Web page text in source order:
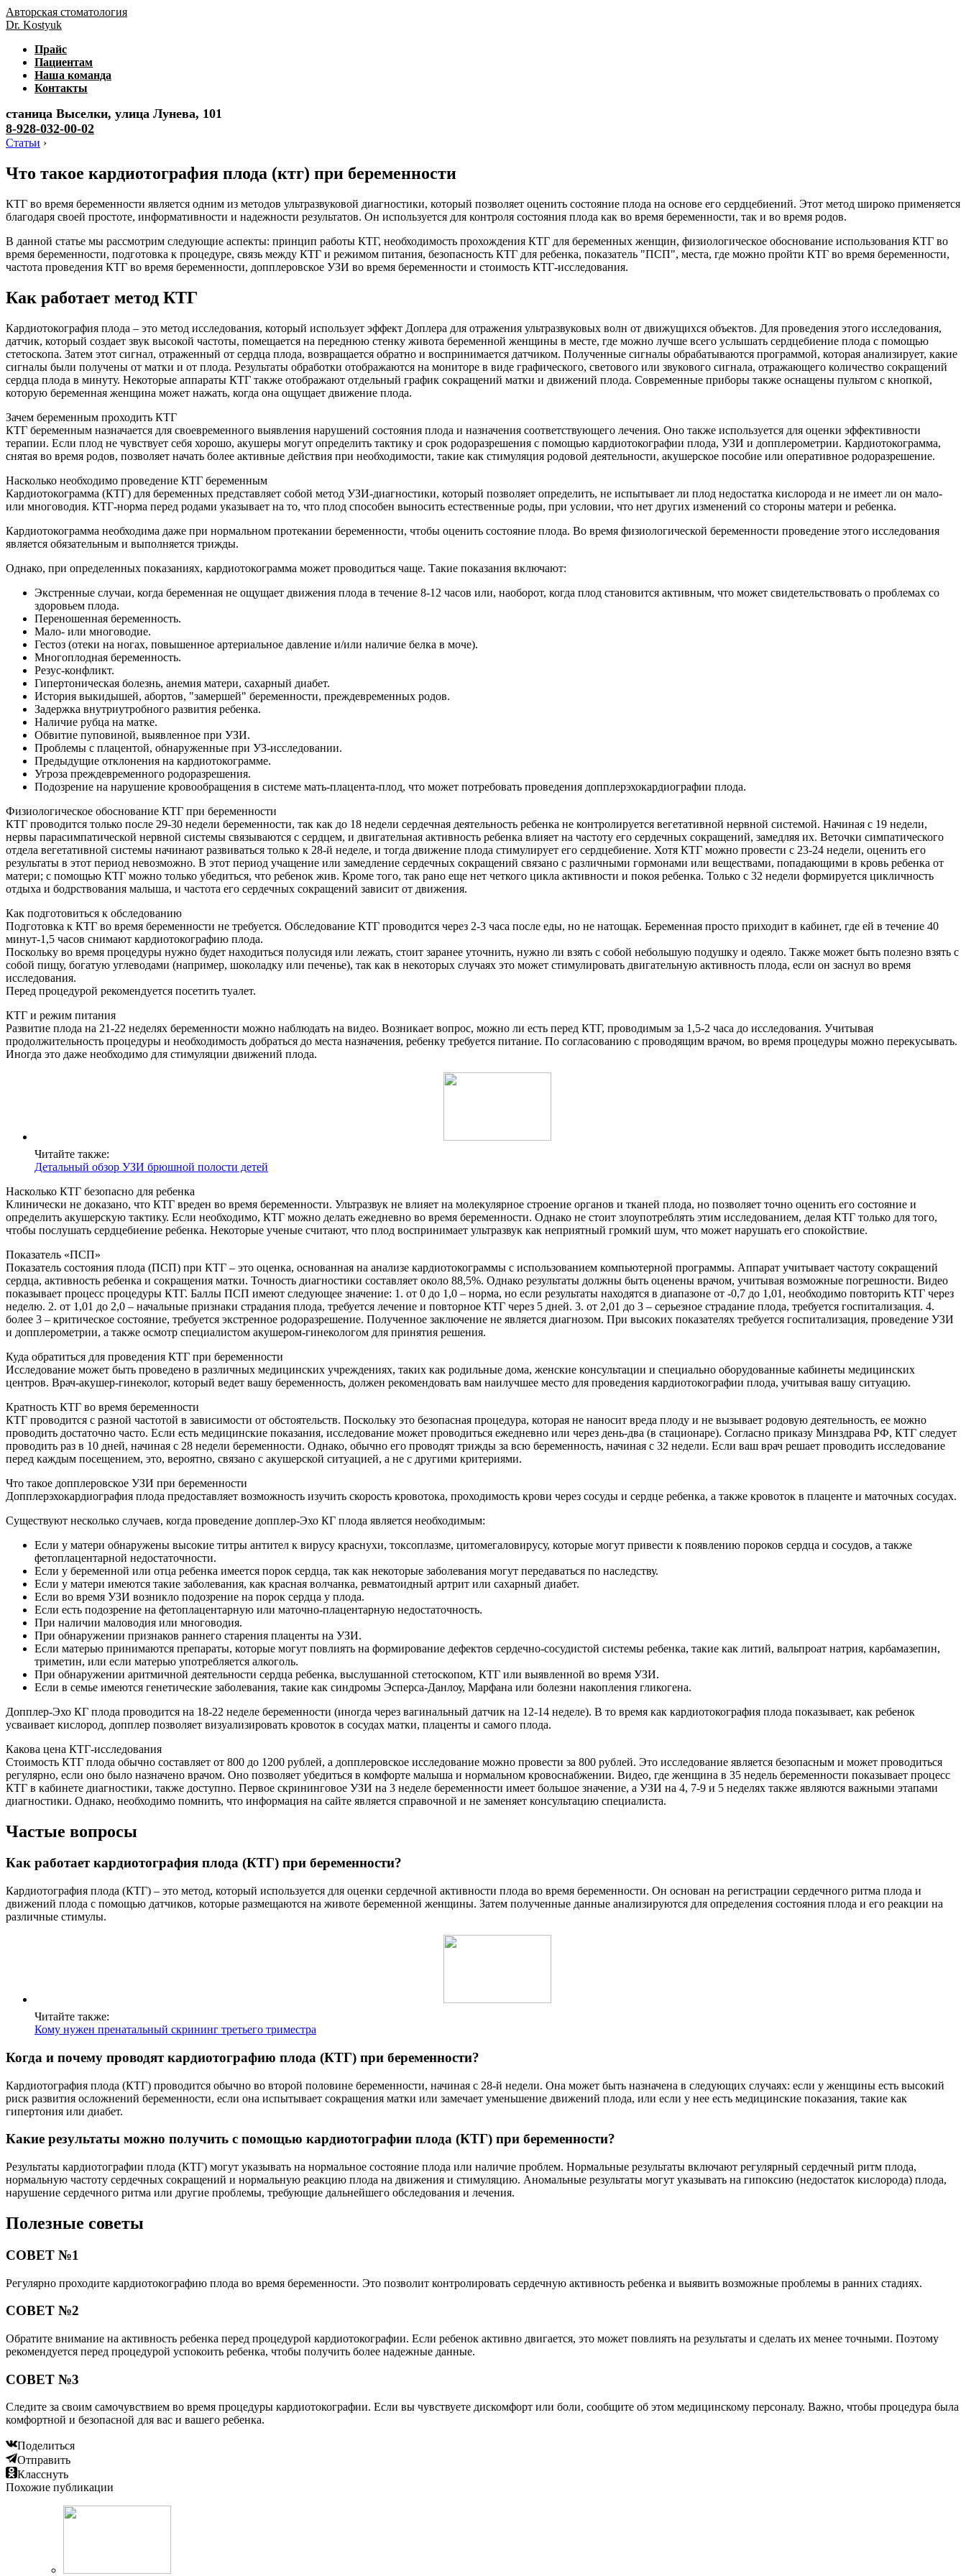
Авторская стоматология
Dr. Kostyuk
Прайс
Пациентам
Наша команда
Контакты
станица Выселки, улица Лунева, 101
8-928-032-00-02
Статьи ›
Что такое кардиотография плода (ктг) при беременности
КТГ во время беременности является одним из методов ультразвуковой диагностики, который позволяет оценить состояние плода на основе его сердцебиений. Этот метод широко применяется
благодаря своей простоте, информативности и надежности результатов. Он используется для контроля состояния плода как во время беременности, так и во время родов.
В данной статье мы рассмотрим следующие аспекты: принцип работы КТГ, необходимость прохождения КТГ для беременных женщин, физиологическое обоснование использования КТГ во
время беременности, подготовка к процедуре, связь между КТГ и режимом питания, безопасность КТГ для ребенка, показатель "ПСП", места, где можно пройти КТГ во время беременности,
частота проведения КТГ во время беременности, допплеровское УЗИ во время беременности и стоимость КТГ-исследования.
Как работает метод КТГ
Кардиотокография плода – это метод исследования, который использует эффект Доплера для отражения ультразвуковых волн от движущихся объектов. Для проведения этого исследования,
датчик, который создает звук высокой частоты, помещается на переднюю стенку живота беременной женщины в месте, где можно лучше всего услышать сердцебиение плода с помощью
стетоскопа. Затем этот сигнал, отраженный от сердца плода, возвращается обратно и воспринимается датчиком. Полученные сигналы обрабатываются программой, которая анализирует, какие
сигналы были получены от матки и от плода. Результаты обработки отображаются на мониторе в виде графического, светового или звукового сигнала, отражающего количество сокращений
сердца плода в минуту. Некоторые аппараты КТГ также отображают отдельный график сокращений матки и движений плода. Современные приборы также оснащены пультом с кнопкой,
которую беременная женщина может нажать, когда она ощущает движение плода.
Зачем беременным проходить КТГ
КТГ беременным назначается для своевременного выявления нарушений состояния плода и назначения соответствующего лечения. Оно также используется для оценки эффективности
терапии. Если плод не чувствует себя хорошо, акушеры могут определить тактику и срок родоразрешения с помощью кардиотокографии плода, УЗИ и допплерометрии. Кардиотокограмма,
снятая во время родов, позволяет начать более активные действия при необходимости, такие как стимуляция родовой деятельности, акушерское пособие или оперативное родоразрешение.
Насколько необходимо проведение КТГ беременным
Кардиотокограмма (КТГ) для беременных представляет собой метод УЗИ-диагностики, который позволяет определить, не испытывает ли плод недостатка кислорода и не имеет ли он мало-
или многоводия. КТГ-норма перед родами указывает на то, что плод способен выносить естественные роды, при условии, что нет других изменений со стороны матери и ребенка.
Кардиотокограмма необходима даже при нормальном протекании беременности, чтобы оценить состояние плода. Во время физиологической беременности проведение этого исследования
является обязательным и выполняется трижды.
Однако, при определенных показаниях, кардиотокограмма может проводиться чаще. Такие показания включают:
Экстренные случаи, когда беременная не ощущает движения плода в течение 8-12 часов или, наоборот, когда плод становится активным, что может свидетельствовать о проблемах со
здоровьем плода.
Переношенная беременность.
Мало- или многоводие.
Гестоз (отеки на ногах, повышенное артериальное давление и/или наличие белка в моче).
Многоплодная беременность.
Резус-конфликт.
Гипертоническая болезнь, анемия матери, сахарный диабет.
История выкидышей, абортов, "замершей" беременности, преждевременных родов.
Задержка внутриутробного развития ребенка.
Наличие рубца на матке.
Обвитие пуповиной, выявленное при УЗИ.
Проблемы с плацентой, обнаруженные при УЗ-исследовании.
Предыдущие отклонения на кардиотокограмме.
Угроза преждевременного родоразрешения.
Подозрение на нарушение кровообращения в системе мать-плацента-плод, что может потребовать проведения допплерэхокардиографии плода.
Физиологическое обоснование КТГ при беременности
КТГ проводится только после 29-30 недели беременности, так как до 18 недели сердечная деятельность ребенка не контролируется вегетативной нервной системой. Начиная с 19 недели,
нервы парасимпатической нервной системы связываются с сердцем, и двигательная активность ребенка влияет на частоту его сердечных сокращений, замедляя их. Веточки симпатического
отдела вегетативной системы начинают развиваться только к 28-й неделе, и тогда движение плода стимулирует его сердцебиение. Хотя КТГ можно провести с 23-24 недели, оценить его
результаты в этот период невозможно. В этот период учащение или замедление сердечных сокращений связано с различными гормонами или веществами, попадающими в кровь ребенка от
матери; с помощью КТГ можно только убедиться, что ребенок жив. Кроме того, так рано еще нет четкого цикла активности и покоя ребенка. Только с 32 недели формируется цикличность
отдыха и бодрствования малыша, и частота его сердечных сокращений зависит от движения.
Как подготовиться к обследованию
Подготовка к КТГ во время беременности не требуется. Обследование КТГ проводится через 2-3 часа после еды, но не натощак. Беременная просто приходит в кабинет, где ей в течение 40
минут-1,5 часов снимают кардиотокографию плода.
Поскольку во время процедуры нужно будет находиться полусидя или лежать, стоит заранее уточнить, нужно ли взять с собой небольшую подушку и одеяло. Также может быть полезно взять с
собой пищу, богатую углеводами (например, шоколадку или печенье), так как в некоторых случаях это может стимулировать двигательную активность плода, если он заснул во время
исследования.
Перед процедурой рекомендуется посетить туалет.
КТГ и режим питания
Развитие плода на 21-22 неделях беременности можно наблюдать на видео. Возникает вопрос, можно ли есть перед КТГ, проводимым за 1,5-2 часа до исследования. Учитывая
продолжительность процедуры и необходимость добраться до места назначения, ребенку требуется питание. По согласованию с проводящим врачом, во время процедуры можно перекусывать.
Иногда это даже необходимо для стимуляции движений плода.
Читайте также:
Детальный обзор УЗИ брюшной полости детей
Насколько КТГ безопасно для ребенка
Клинически не доказано, что КТГ вреден во время беременности. Ультразвук не влияет на молекулярное строение органов и тканей плода, но позволяет точно оценить его состояние и
определить акушерскую тактику. Если необходимо, КТГ можно делать ежедневно во время беременности. Однако не стоит злоупотреблять этим исследованием, делая КТГ только для того,
чтобы послушать сердцебиение ребенка. Некоторые ученые считают, что плод воспринимает ультразвук как неприятный громкий шум, что может нарушать его спокойствие.
Показатель «ПСП»
Показатель состояния плода (ПСП) при КТГ – это оценка, основанная на анализе кардиотокограммы с использованием компьютерной программы. Аппарат учитывает частоту сокращений
сердца, активность ребенка и сокращения матки. Точность диагностики составляет около 88,5%. Однако результаты должны быть оценены врачом, учитывая возможные погрешности. Видео
показывает процесс процедуры КТГ. Баллы ПСП имеют следующее значение: 1. от 0 до 1,0 – норма, но если результаты находятся в диапазоне от -0,7 до 1,01, необходимо повторить КТГ через
неделю. 2. от 1,01 до 2,0 – начальные признаки страдания плода, требуется лечение и повторное КТГ через 5 дней. 3. от 2,01 до 3 – серьезное страдание плода, требуется госпитализация. 4.
более 3 – критическое состояние, требуется экстренное родоразрешение. Полученное заключение не является диагнозом. При высоких показателях требуется госпитализация, проведение УЗИ
и допплерометрии, а также осмотр специалистом акушером-гинекологом для принятия решения.
Куда обратиться для проведения КТГ при беременности
Исследование может быть проведено в различных медицинских учреждениях, таких как родильные дома, женские консультации и специально оборудованные кабинеты медицинских
центров. Врач-акушер-гинеколог, который ведет вашу беременность, должен рекомендовать вам наилучшее место для проведения кардиотокографии плода, учитывая вашу ситуацию.
Кратность КТГ во время беременности
КТГ проводится с разной частотой в зависимости от обстоятельств. Поскольку это безопасная процедура, которая не наносит вреда плоду и не вызывает родовую деятельность, ее можно
проводить достаточно часто. Если есть медицинские показания, исследование может проводиться ежедневно или через день-два (в стационаре). Согласно приказу Минздрава РФ, КТГ следует
проводить раз в 10 дней, начиная с 28 недели беременности. Однако, обычно его проводят трижды за всю беременность, начиная с 32 недели. Если ваш врач решает проводить исследование
перед каждым посещением, это, вероятно, связано с акушерской ситуацией, а не с другими критериями.
Что такое допплеровское УЗИ при беременности
Допплерэхокардиография плода предоставляет возможность изучить скорость кровотока, проходимость крови через сосуды и сердце ребенка, а также кровоток в плаценте и маточных сосудах.
Существуют несколько случаев, когда проведение допплер-Эхо КГ плода является необходимым:
Если у матери обнаружены высокие титры антител к вирусу краснухи, токсоплазме, цитомегаловирусу, которые могут привести к появлению пороков сердца и сосудов, а также
фетоплацентарной недостаточности.
Если у беременной или отца ребенка имеется порок сердца, так как некоторые заболевания могут передаваться по наследству.
Если у матери имеются такие заболевания, как красная волчанка, ревматоидный артрит или сахарный диабет.
Если во время УЗИ возникло подозрение на порок сердца у плода.
Если есть подозрение на фетоплацентарную или маточно-плацентарную недостаточность.
При наличии маловодия или многоводия.
При обнаружении признаков раннего старения плаценты на УЗИ.
Если матерью принимаются препараты, которые могут повлиять на формирование дефектов сердечно-сосудистой системы ребенка, такие как литий, вальпроат натрия, карбамазепин,
триметин, или если матерью употребляется алкоголь.
При обнаружении аритмичной деятельности сердца ребенка, выслушанной стетоскопом, КТГ или выявленной во время УЗИ.
Если в семье имеются генетические заболевания, такие как синдромы Эсперса-Данлоу, Марфана или болезни накопления гликогена.
Допплер-Эхо КГ плода проводится на 18-22 неделе беременности (иногда через вагинальный датчик на 12-14 неделе). В то время как кардиотокография плода показывает, как ребенок
усваивает кислород, допплер позволяет визуализировать кровоток в сосудах матки, плаценты и самого плода.
Какова цена КТГ-исследования
Стоимость КТГ плода обычно составляет от 800 до 1200 рублей, а допплеровское исследование можно провести за 800 рублей. Это исследование является безопасным и может проводиться
регулярно, если оно было назначено врачом. Оно позволяет убедиться в комфорте малыша и нормальном кровоснабжении. Видео, где женщина в 35 недель беременности показывает процесс
КТГ в кабинете диагностики, также доступно. Первое скрининговое УЗИ на 3 неделе беременности имеет большое значение, а УЗИ на 4, 7-9 и 5 неделях также являются важными этапами
диагностики. Однако, необходимо помнить, что информация на сайте является справочной и не заменяет консультацию специалиста.
Частые вопросы
Как работает кардиотография плода (КТГ) при беременности?
Кардиотография плода (КТГ) – это метод, который используется для оценки сердечной активности плода во время беременности. Он основан на регистрации сердечного ритма плода и
движений плода с помощью датчиков, которые размещаются на животе беременной женщины. Затем полученные данные анализируются для определения состояния плода и его реакции на
различные стимулы.
Читайте также:
Кому нужен пренатальный скрининг третьего триместра
Когда и почему проводят кардиотографию плода (КТГ) при беременности?
Кардиотография плода (КТГ) проводится обычно во второй половине беременности, начиная с 28-й недели. Она может быть назначена в следующих случаях: если у женщины есть высокий
риск развития осложнений беременности, если она испытывает сокращения матки или замечает уменьшение движений плода, или если у нее есть медицинские показания, такие как
гипертония или диабет.
Какие результаты можно получить с помощью кардиотографии плода (КТГ) при беременности?
Результаты кардиотографии плода (КТГ) могут указывать на нормальное состояние плода или наличие проблем. Нормальные результаты включают регулярный сердечный ритм плода,
нормальную частоту сердечных сокращений и нормальную реакцию плода на движения и стимуляцию. Аномальные результаты могут указывать на гипоксию (недостаток кислорода) плода,
нарушение сердечного ритма или другие проблемы, требующие дальнейшего обследования и лечения.
Полезные советы
СОВЕТ №1
Регулярно проходите кардиотокографию плода во время беременности. Это позволит контролировать сердечную активность ребенка и выявить возможные проблемы в ранних стадиях.
СОВЕТ №2
Обратите внимание на активность ребенка перед процедурой кардиотокографии. Если ребенок активно двигается, это может повлиять на результаты и сделать их менее точными. Поэтому
рекомендуется перед процедурой успокоить ребенка, чтобы получить более надежные данные.
СОВЕТ №3
Следите за своим самочувствием во время процедуры кардиотокографии. Если вы чувствуете дискомфорт или боли, сообщите об этом медицинскому персоналу. Важно, чтобы процедура была
комфортной и безопасной для вас и вашего ребенка.
Поделиться
Отправить
Класснуть
Похожие публикации